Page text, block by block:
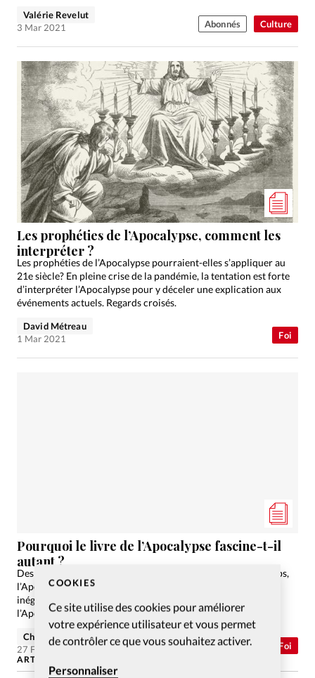
COOKIES
Ce site utilise des cookies pour améliorer
votre expérience utilisateur et vous permet
de contrôler ce que vous souhaitez activer.
Personnaliser
Culture
Valérie Revelut
3 Mar 2021
Abonnés
Foi
Les prophéties de l’Apocalypse, comment les
interpréter ?
Les prophéties de l’Apocalypse pourraient-elles s’appliquer au
21e siècle? En pleine crise de la pandémie, la tentation est forte
d’interpréter l’Apocalypse pour y déceler une explication aux
événements actuels. Regards croisés.
David Métreau
1 Mar 2021
Foi
Pourquoi le livre de l’Apocalypse fascine-t-il
autant ?
Des mystères aux interprétations farfelues sur la fin des temps,
l’Apocalypse suscite une curiosité spirituelle et intellectuelle
inégalée. Face aux nouveaux collapsologues, le sens de
l’Apocalypse tient avant tout dans son message d’espérance.
Christelle Bankolé
27 Fév 2021
Abonnés
ARTICLES LES PLUS LUS